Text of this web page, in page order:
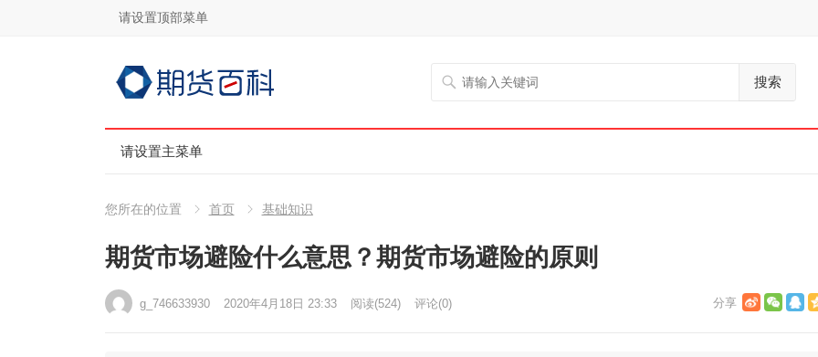
请设置顶部菜单
搜索
请设置主菜单
您所在的位置 首页 基础知识
期货市场避险什么意思？期货市场避险的原则
g_746633930 2020年4月18日 23:33 阅读(524) 评论(0)